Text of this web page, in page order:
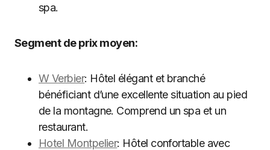
spa.
Segment de prix moyen:
W Verbier: Hôtel élégant et branché
bénéficiant d’une excellente situation au pied
de la montagne. Comprend un spa et un
restaurant.
Hotel Montpelier: Hôtel confortable avec